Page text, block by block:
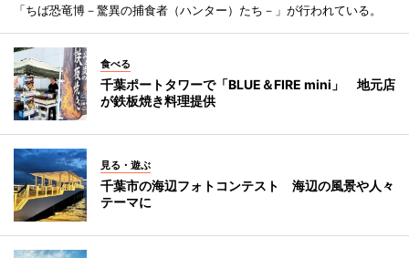
「ちば恐竜博－驚異の捕食者（ハンター）たち－」が行われている。
食べる
千葉ポートタワーで「BLUE＆FIRE mini」 地元店
が鉄板焼き料理提供
見る・遊ぶ
千葉市の海辺フォトコンテスト 海辺の風景や人々
テーマに